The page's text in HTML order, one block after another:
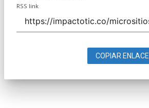
RSS link
COPIAR ENLACE